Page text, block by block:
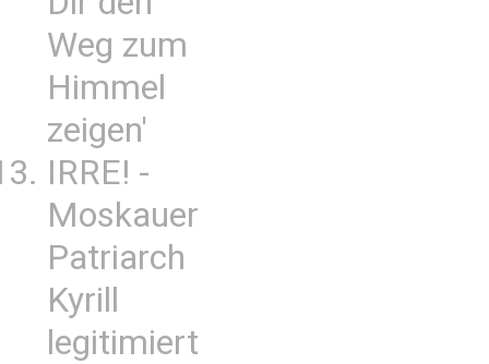
Weg zum
Himmel
zeigen'
IRRE! -
Moskauer
Patriarch
Kyrill
legitimiert